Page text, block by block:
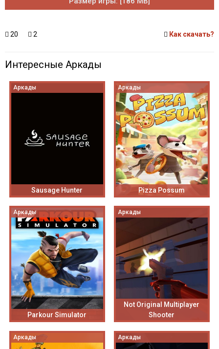
20 2 Как скачать?
Интересные Аркады
Аркады
Sausage Hunter
Аркады
Pizza Possum
Аркады
Parkour Simulator
Аркады
Not Original Multiplayer
Shooter
Аркады Аркады